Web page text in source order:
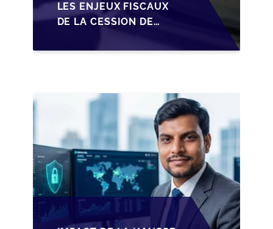
LES ENJEUX FISCAUX
DE LA CESSION DE
LES DIRIGEANTS DE